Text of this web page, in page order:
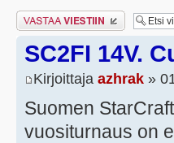
Lähetä vastaus
SC2FI 14V.
Kirjoittaja azhrak »
Suomen
vuositurnaus on